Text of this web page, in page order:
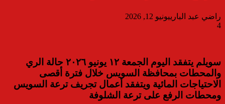
راضي عبد البارييونيو 12, 2026
4
سويلم يتفقد اليوم الجمعة ١٢ يونيو ٢٠٢٦ حالة الري
والمحطات بمحافظة السويس خلال فترة أقصى
الاحتياجات المائية ويتفقد أعمال تجريف ترعة السويس
ومحطات الرفع على ترعة الشلوفة